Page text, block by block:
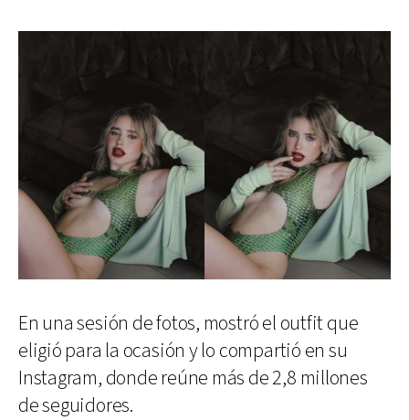
En una sesión de fotos, mostró el outfit que
eligió para la ocasión y lo compartió en su
Instagram, donde reúne más de 2,8 millones
de seguidores.